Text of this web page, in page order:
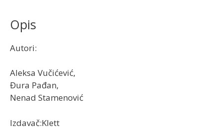
Opis
Autori:
Aleksa Vučićević,
Đura Pađan,
Nenad Stamenović
Izdavač:Klett